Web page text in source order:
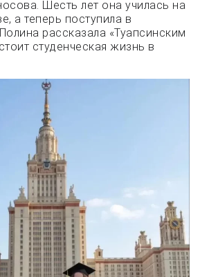
Шесть лет она училась на
а теперь поступила в
рассказала «Туапсинским
студенческая жизнь в